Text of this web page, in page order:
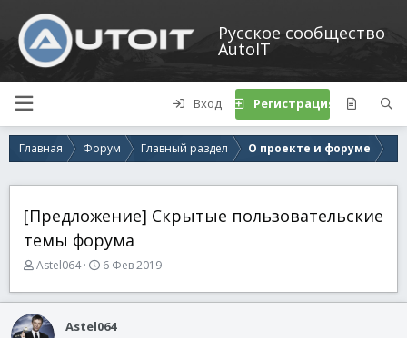
Русское сообщество
AutoIT
Вход Регистрация
Главная Форум Главный раздел О проекте и форуме
[Предложение] Скрытые пользовательские
темы форума
А
т
о
р
Astel064
Д
т
н
6 Фев 2019
Astel064